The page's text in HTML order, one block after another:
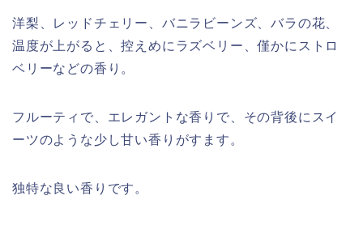
洋梨、レッドチェリー、バニラビーンズ、バラの花、
温度が上がると、控えめにラズベリー、僅かにストロ
ベリーなどの香り。
フルーティで、エレガントな香りで、その背後にスイ
ーツのような少し甘い香りがすます。
独特な良い香りです。